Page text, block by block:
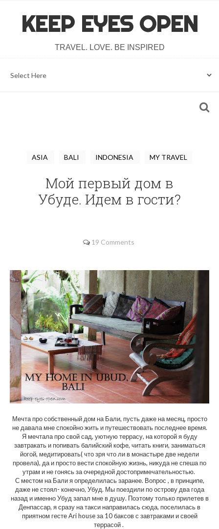
KEEP EYES OPEN
TRAVEL. LOVE. BE INSPIRED
ASIA BALI INDONESIA MY TRAVEL
Мой первый дом в
Убуде. Идем в гости?
19 Comments
Мечта про собственный дом на Бали, пусть даже на месяц, просто
не давала мне спокойно жить и путешествовать последнее время.
Я мечтала про свой сад, уютную террасу, на которой я буду
завтракать и попивать балийский кофе, читать книги, заниматься
йогой, медитировать( что зря что ли в монастыре две недели
провела), да и просто вести спокойную жизнь, никуда не спеша по
утрам и не гонясь за очередной достопримечательностью.
С местом на Бали я определилась заранее. Вопрос , в принципе,
даже не стоял- конечно, Убуд. Мы поездили по острову два года
назад и именно Убуд запал мне в душу. Поэтому только прилетев в
Денпассар, я сразу на такси направилась сюда, поселилась в
приятном гесте Ari house за 10 баксов с завтраками и своей
террасой .